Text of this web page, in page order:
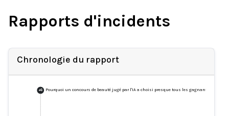
Rapports d'incidents
Chronologie du rapport
+6 Pourquoi un concours de beauté jugé par l'IA a choisi presque tous les gagnants blancs